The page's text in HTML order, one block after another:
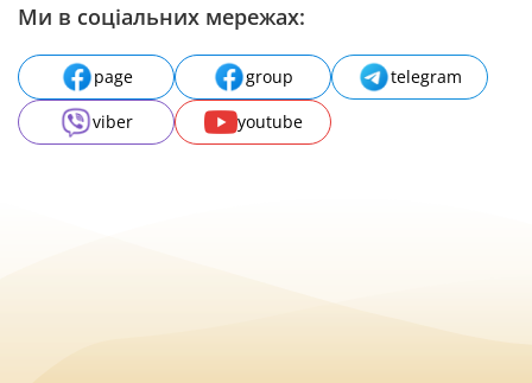
Ми в соціальних мережах:
page group
telegram
viber
youtube